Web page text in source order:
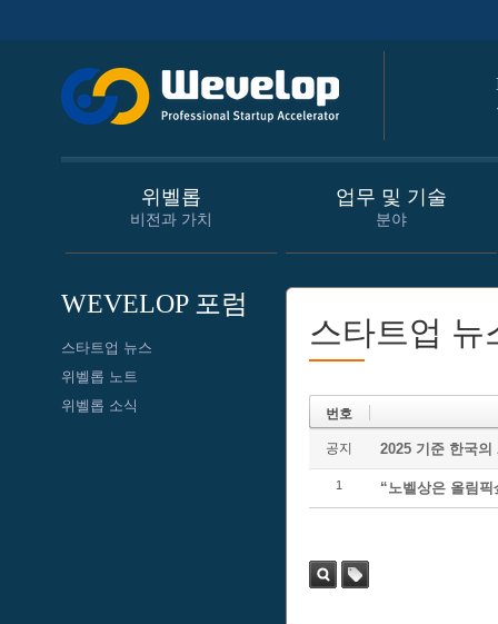
위벨롭
비전과 가치
업무 및 기술
분야
WEVELOP 포럼
스타트업 뉴스
위벨롭 노트
위벨롭 소식
스타트업 뉴
번호
공지 2025 기준 한국
1 “노벨상은 올림